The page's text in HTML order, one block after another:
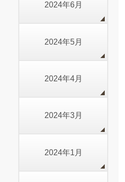
2024年6月
2024年5月
2024年4月
2024年3月
2024年1月